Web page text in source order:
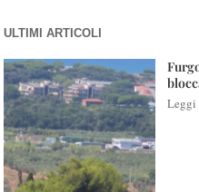
ULTIMI ARTICOLI
Leggi